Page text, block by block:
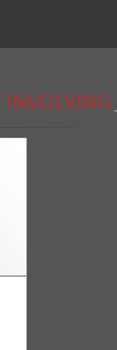
INVOLVING